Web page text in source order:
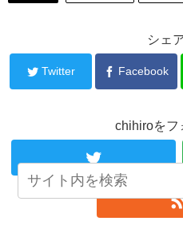
シェ
Twitter Facebook
chihiroをフ